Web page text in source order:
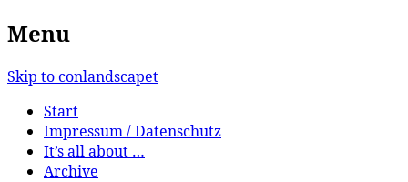
Menu
Skip to conlandscapet
Start
Impressum / Datenschutz
It’s all about …
Archive